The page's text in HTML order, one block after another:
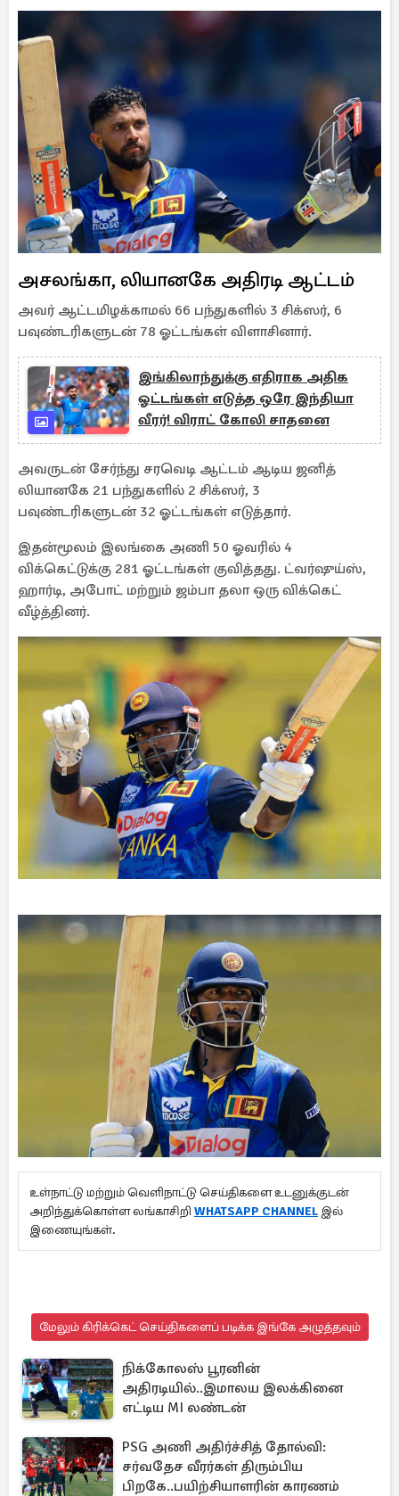
அசலங்கா, லியானகே அதிரடி ஆட்டம்
அவர் ஆட்டமிழக்காமல் 66 பந்துகளில் 3 சிக்ஸர், 6
பவுண்டரிகளுடன் 78 ஓட்டங்கள் விளாசினார்.
இங்கிலாந்துக்கு எதிராக அதிக
ஓட்டங்கள் எடுத்த ஒரே இந்தியா
வீரர்! விராட் கோலி சாதனை
அவருடன் சேர்ந்து சரவெடி ஆட்டம் ஆடிய ஜனித்
லியானகே 21 பந்துகளில் 2 சிக்ஸர், 3
பவுண்டரிகளுடன் 32 ஓட்டங்கள் எடுத்தார்.
இதன்மூலம் இலங்கை அணி 50 ஓவரில் 4
விக்கெட்டுக்கு 281 ஓட்டங்கள் குவித்தது. ட்வர்ஷுய்ஸ்,
ஹார்டி, அபோட் மற்றும் ஜம்பா தலா ஒரு விக்கெட்
வீழ்த்தினர்.
உள்நாட்டு மற்றும் வெளிநாட்டு செய்திகளை உடனுக்குடன்
அறிந்துக்கொள்ள லங்காசிறி WHATSAPP CHANNEL இல்
இணையுங்கள்.
மேலும் கிரிக்கெட் செய்திகளைப் படிக்க இங்கே அழுத்தவும்
நிக்கோலஸ் பூரனின்
அதிரடியில்..இமாலய இலக்கினை
எட்டிய MI லண்டன்
PSG அணி அதிர்ச்சித் தோல்வி:
சர்வதேச வீரர்கள் திரும்பிய
பிறகே..பயிற்சியாளரின் காரணம்